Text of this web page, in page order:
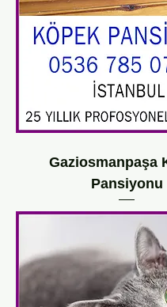
Gaziosmanpaşa
Pansiyonu